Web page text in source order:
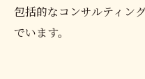
包括的なコンサルティン
でいます。